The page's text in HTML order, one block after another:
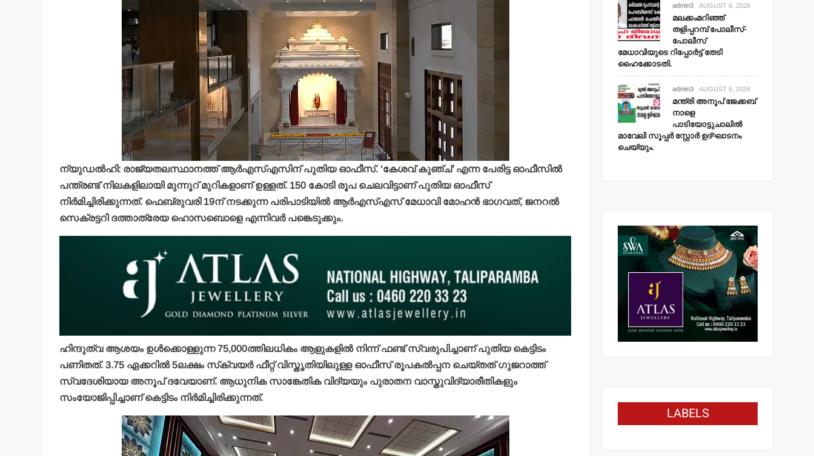
ന്യുഡല്‍ഹി: രാജ്യതലസ്ഥാനത്ത് ആര്‍എസ്എസിന് പുതിയ ഓഫീസ്. ‘കേശവ് കുഞ്ച്’ എന്ന പേരിട്ട ഓഫീസില്‍
പന്ത്രണ്ട് നിലകളിലായി മുന്നൂറ് മുറികളാണ് ഉള്ളത്. 150 കോടി രൂപ ചെലവിട്ടാണ് പുതിയ ഓഫീസ്
നിര്‍മിച്ചിരിക്കുന്നത്. ഫെബ്രുവരി 19ന് നടക്കുന്ന പരിപാടിയില്‍ ആര്‍എസ്എസ് മേധാവി മോഹന്‍ ഭാഗവത്, ജനറല്‍
സെക്രട്ടറി ദത്താത്രേയ ഹൊസബൊളെ എന്നിവര്‍ പങ്കെടുക്കും.
ഹിന്ദുത്വ ആശയം ഉള്‍ക്കൊള്ളുന്ന 75,000ത്തിലധികം ആളുകളില്‍ നിന്ന് ഫണ്ട് സ്വരുപിച്ചാണ് പുതിയ കെട്ടിടം
പണിതത്. 3.75 ഏക്കറില്‍ 5ലക്ഷം സ്‌ക്വയര്‍ ഫീറ്റ് വിസ്തൃതിയിലുള്ള ഓഫീസ് രൂപകല്‍പ്പന ചെയ്തത് ഗുജറാത്ത്
സ്വദേശിയായ അനൂപ് ദവേയാണ്. ആധുനിക സാങ്കേതിക വിദ്യയും പുരാതന വാസ്തുവിദ്യാരീതികളും
സംയോജിപ്പിച്ചാണ് കെട്ടിടം നിര്‍മിച്ചിരിക്കുന്നത്.
admin3 AUGUST 6, 2026
മലക്കംമറിഞ്ഞ്
തളിപ്പറമ്പ് പോലീസ്-
പോലീസ്
മേധാവിയുടെ റിപ്പോര്‍ട്ട് തേടി
ഹൈക്കോടതി.
admin3 AUGUST 6, 2026
മന്ത്രി അനൂപ് ജേക്കബ്
നാളെ
പാടിയോട്ടുചാലില്‍
മാവേലി സൂപ്പര്‍ സ്റ്റോര്‍ ഉദ്ഘാടനം
ചെയ്യും.
LABELS